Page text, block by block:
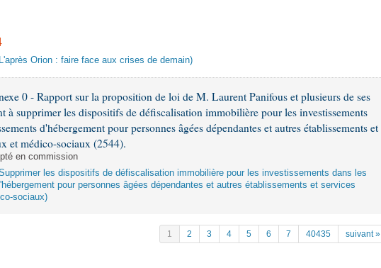
Orion : faire face aux crises de demain)
0 - Rapport sur la proposition de loi de M. Laurent Panifous et plusieurs de ses
à supprimer les dispositifs de défiscalisation immobilière pour les investissements
d'hébergement pour personnes âgées dépendantes et autres établissements et
et médico-sociaux (2544).
en commission
les dispositifs de défiscalisation immobilière pour les investissements dans les
pour personnes âgées dépendantes et autres établissements et services
sociaux)
1 2 3 4 5 6 7 40435 suivant »